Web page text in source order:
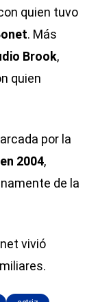
quien tuvo
. Más
Brook,
quien
por la
2004,
de la
vivió